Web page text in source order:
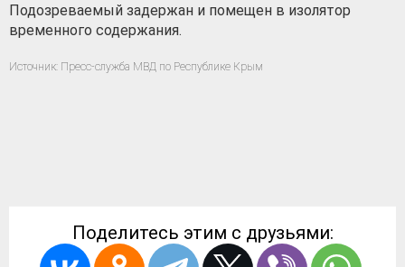
Подозреваемый задержан и помещен в изолятор
временного содержания.
Источник: Пресс-служба МВД по Республике Крым
Поделитесь этим с друзьями: